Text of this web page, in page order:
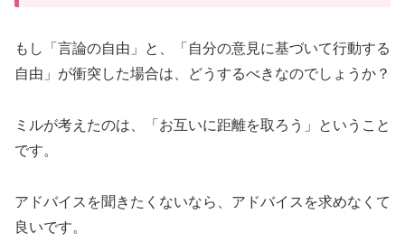
もし「言論の自由」と、「自分の意見に基づいて行動する
自由」が衝突した場合は、どうするべきなのでしょうか？
ミルが考えたのは、「お互いに距離を取ろう」ということ
です。
アドバイスを聞きたくないなら、アドバイスを求めなくて
良いです。